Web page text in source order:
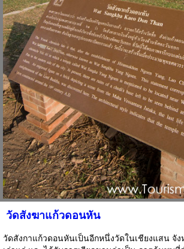
วัดสังฆาแก้วดอนหัน
วัดสังกาแก้วดอนหันเป็นอีกหนึ่งวัดในเชียงแสน จัง